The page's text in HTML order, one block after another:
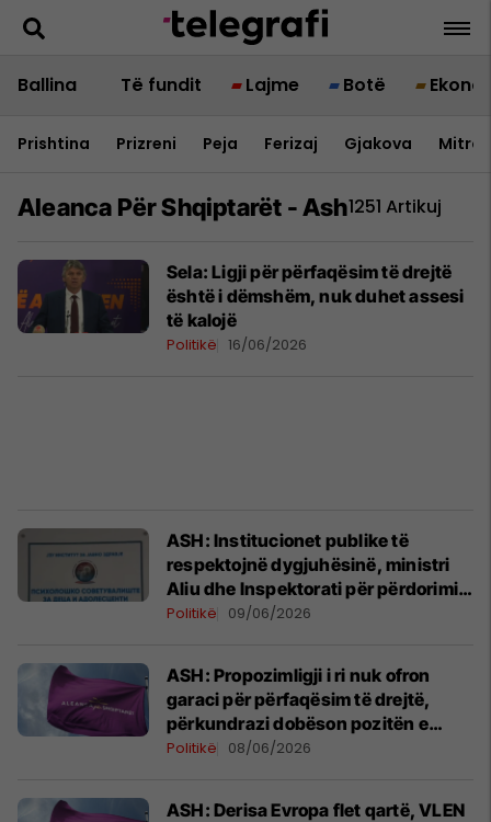
Ballina Të fundit Lajme Botë
Prishtina Prizreni Peja Ferizaj Gjakova
Aleanca Për Shqiptarët - Ash1251 Artikuj
Sela: Ligji për përfaqësim të drejtë
është i dëmshëm, nuk duhet assesi
të kalojë
Politikë 16/06/2026
ASH: Institucionet publike të
respektojnë dygjuhësinë, ministri
Aliu dhe Inspektorati për përdorimin
e gjuhëve të veprojnë urgjentisht
Politikë 09/06/2026
ASH: Propozimligji i ri nuk ofron
garaci për përfaqësim të drejtë,
përkundrazi dobëson pozitën e
shqiptarëve
Politikë 08/06/2026
ASH: Derisa Evropa flet qartë, VLEN